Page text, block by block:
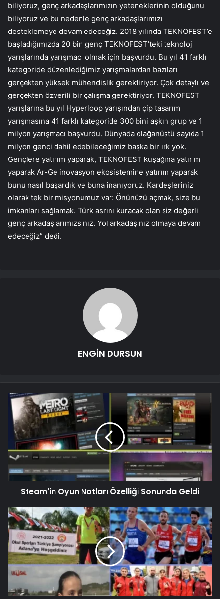
biliyoruz, genç arkadaşlarımızın yeteneklerinin olduğunu
biliyoruz ve bu nedenle genç arkadaşlarımızı
desteklemeye devam edeceğiz. 2018 yılında TEKNOFEST’e
başladığımızda 20 bin genç TEKNOFEST’teki teknoloji
yarışlarında yarışmacı olmak için başvurdu. Bu yıl 41 farklı
kategoride düzenlediğimiz yarışmalardan bazıları
gerçekten yüksek mühendislik gerektiriyor. Çok detaylı ve
gerçekten özverili bir çalışma gerektiriyor. TEKNOFEST
yarışlarına bu yıl Hyperloop yarışından çip tasarım
yarışmasına 41 farklı kategoride 300 bini aşkın grup ve 1
milyon yarışmacı başvurdu. Dünyada olağanüstü sayıda 1
milyon genci dahil edebileceğimiz başka bir ırk yok.
Gençlere yatırım yaparak, TEKNOFEST kuşağına yatırım
yaparak Ar-Ge inovasyon ekosistemine yatırım yaparak
bunu nasıl başardık ve buna inanıyoruz. Kardeşleriniz
olarak tek bir misyonumuz var: Önünüzü açmak, size bu
imkanları sağlamak. Türk asrını kuracak olan siz değerli
genç arkadaşlarımızsınız. Yol arkadaşınız olmaya devam
edeceğiz” dedi.
ENGİN DURSUN
Steam'in Oyun Notları Özelliği Sonunda Geldi